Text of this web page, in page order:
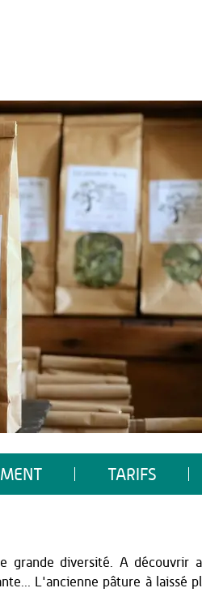
TARIFS
grande diversité. A découvrir
L'ancienne pâture à laissé